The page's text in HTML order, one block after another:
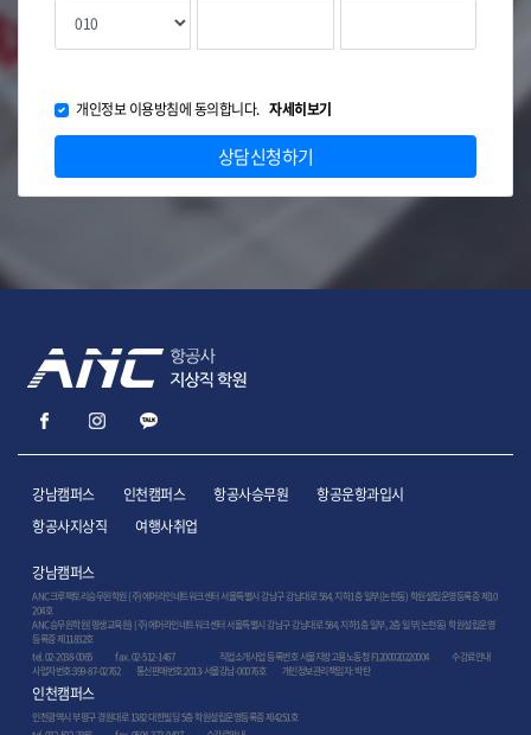
개인정보 이용방침에 동의합니다. 자세히보기
상담신청하기
강남캠퍼스 인천캠퍼스 항공사승무원
항공운항과입시
항공사지상직
여행사취업
강남캠퍼스
ANC크루팩토리승무원학원 (주)에어라인네트워크센터 서울특별시 강남구 강남대로 584, 지하1층 일부(논현동) 학원설립운영등록증 제10
204호
ANC승무원학원(평생교육원) (주)에어라인네트워크센터 서울특별시 강남구 강남대로 584, 지하1층 일부, 2층 일부(논현동) 학원설립운영
등록증 제11832호
tel. 02-2038-0065
fax. 02-512-1467 직업소개사업 등록번호 서울지방고용노동청 F1200020220004
수강료안내
사업자번호:399-87-02762 통신판매번호:2013-서울강남-00076호 개인정보관리책임자: 박탄
인천캠퍼스
인천광역시 부평구 경원대로 1382 대한빌딩 5층 학원설립운영등록증 제4251호